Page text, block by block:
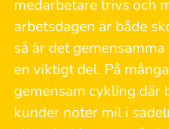
medarbetare trivs och
arbetsdagen är både
så är det
en viktigt del. På
gemensam cykling där
kunder nöter mil i